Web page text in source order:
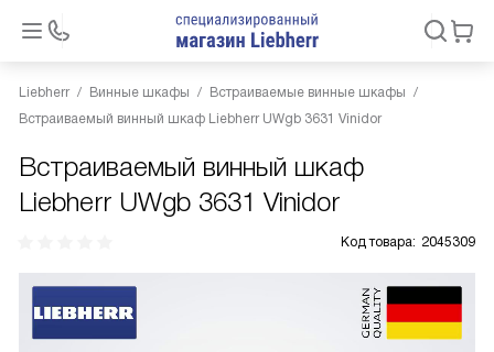
Liebherr Винные шкафы
Встраиваемые винные шкафы
Встраиваемый винный шкаф Liebherr UWgb 3631 Vinidor
Встраиваемый винный шкаф
Liebherr UWgb 3631 Vinidor
Код товара: 2045309